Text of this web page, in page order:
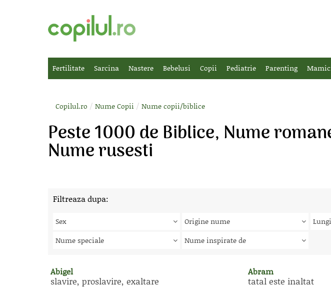
Fertilitate Sarcina Nastere Bebelusi Copii Pediatrie Parenting
Copilul.ro / Nume Copii / Nume copii/biblice
Peste 1000 de Biblice, Nume
Nume rusesti
Filtreaza dupa:
Sex Origine nume
Nume speciale
Nume inspirate de
Abigel
slavire, proslavire, exaltare
Abram
tatal este inaltat